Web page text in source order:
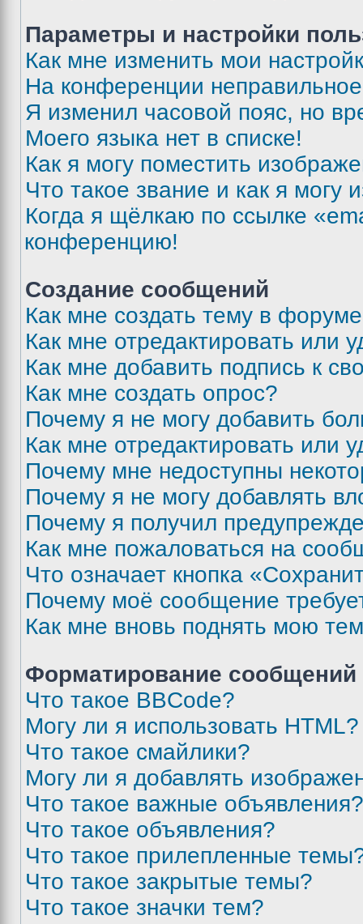
Параметры и настройки
Как мне изменить мои
На конференции
Я изменил часовой пояс, но
Моего языка нет в списке!
Как я могу поместить
Что такое звание и как я могу
Когда я щёлкаю по ссылке
конференцию!
Создание сообщений
Как мне создать тему в
Как мне отредактировать или
Как мне добавить подпись к
Как мне создать опрос?
Почему я не могу добавить
Как мне отредактировать или
Почему мне недоступны
Почему я не могу добавлять
Почему я получил
Как мне пожаловаться на
Что означает кнопка
Почему моё сообщение
Как мне вновь поднять мою
Форматирование
Что такое BBCode?
Могу ли я использовать HTML?
Что такое смайлики?
Могу ли я добавлять
Что такое важные объявления?
Что такое объявления?
Что такое прилепленные
Что такое закрытые темы?
Что такое значки тем?